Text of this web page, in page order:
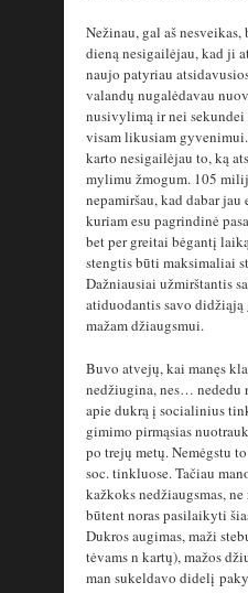
Nežinau, gal aš
dieną nesigailėjau, kad ji
naujo patyriau
valandų nugalėdavau
nusivylimą ir nei sekundei
visam likusiam
karto nesigailėjau to, ką
mylimu žmogum. 105
nepamiršau, kad dabar
kuriam esu pagrindinė
bet per greitai bėgantį
stengtis būti maksimaliai
Dažniausiai užmirštantis
atiduodantis savo
mažam džiaugsmui.
Buvo atvejų, kai manęs
nedžiugina, nes… nededu
apie dukrą į socialinius
gimimo pirmąsias
po trejų metų. Nemėgstu
soc. tinkluose. Tačiau
kažkoks nedžiaugsmas,
būtent noras pasilaikyti
Dukros augimas, maži
tėvams n kartų), mažos
man sukeldavo didelį